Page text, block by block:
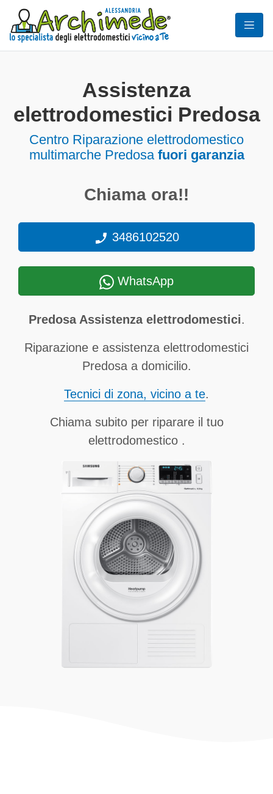
Assistenza
elettrodomestici Predosa
Centro Riparazione elettrodomestico
multimarche Predosa fuori garanzia
Chiama ora!!
3486102520
WhatsApp
Predosa Assistenza elettrodomestici.
Riparazione e assistenza elettrodomestici
Predosa a domicilio.
Tecnici di zona, vicino a te.
Chiama subito per riparare il tuo
elettrodomestico .